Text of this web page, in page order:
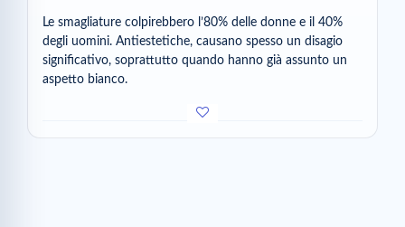
Le smagliature colpirebbero l’80% delle donne e il 40%
degli uomini. Antiestetiche, causano spesso un disagio
significativo, soprattutto quando hanno già assunto un
aspetto bianco.